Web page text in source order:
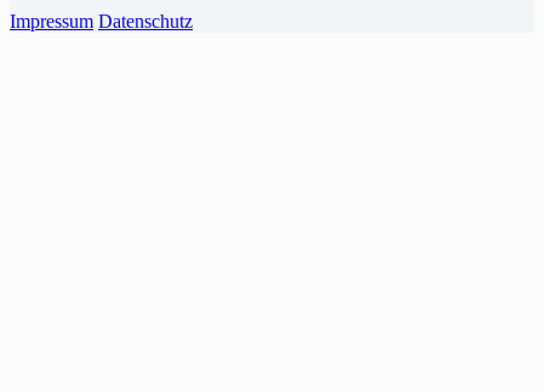
Impressum Datenschutz